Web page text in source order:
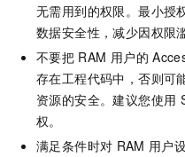
无需用到的权限。最小授
数据安全性，减少因权限
不要把 RAM 用户的
存在工程代码中，否则可
资源的安全。建议您使用
权。
满足条件时对 RAM 用户